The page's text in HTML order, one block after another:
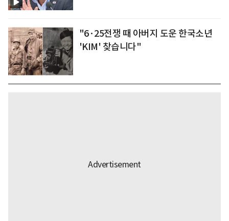
"6·25전쟁 때 아버지 도운 한국소년
'KIM' 찾습니다"